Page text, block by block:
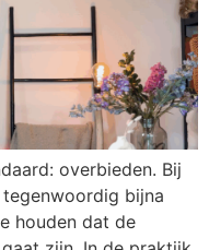
overbieden. Bij
bijna
houden dat de